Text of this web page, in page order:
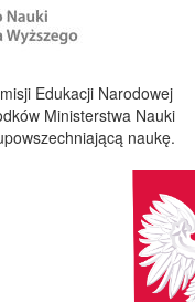
Edukacji Narodowej
Ministerstwa Nauki
naukę.